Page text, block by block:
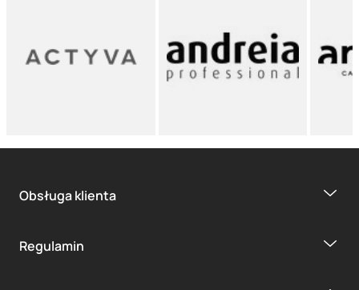
Obsługa klienta
Regulamin